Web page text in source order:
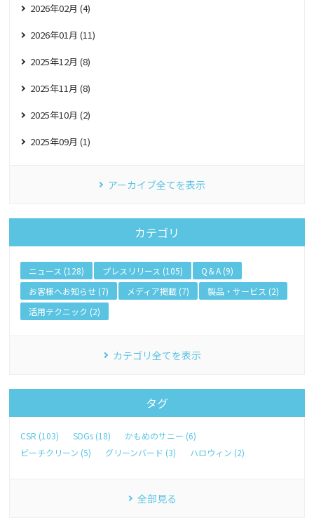
2026年02月 (4)
2026年01月 (11)
2025年12月 (8)
2025年11月 (8)
2025年10月 (2)
2025年09月 (1)
アーカイブ全てを表示
カテゴリ
ニュース (128) プレスリリース (105)
Q＆A (9)
お客様へお知らせ (7)
メディア掲載 (7)
製品・サービス (2)
活用テクニック (2)
カテゴリ全てを表示
タグ
CSR (103) SDGs (18)
かもめのサニー (6)
ビーチクリーン (5)
グリーンバード (3) ハロウィン (2)
全部見る